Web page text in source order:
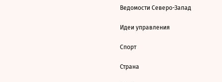
Ведомости Северо-Запад
Идеи управления
Спорт
Страна